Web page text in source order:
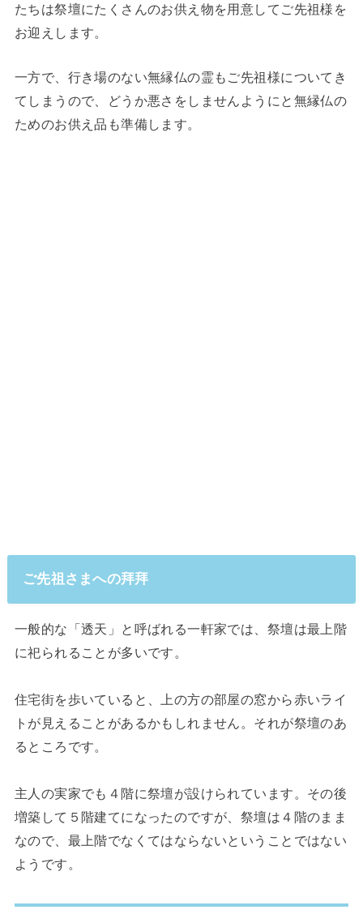
たちは祭壇にたくさんのお供え物を用意してご先祖様を
お迎えします。
一方で、行き場のない無縁仏の霊もご先祖様についてき
てしまうので、どうか悪さをしませんようにと無縁仏の
ためのお供え品も準備します。
ご先祖さまへの拜拜
一般的な「透天」と呼ばれる一軒家では、祭壇は最上階
に祀られることが多いです。
住宅街を歩いていると、上の方の部屋の窓から赤いライ
トが見えることがあるかもしれません。それが祭壇のあ
るところです。
主人の実家でも４階に祭壇が設けられています。その後
増築して５階建てになったのですが、祭壇は４階のまま
なので、最上階でなくてはならないということではない
ようです。